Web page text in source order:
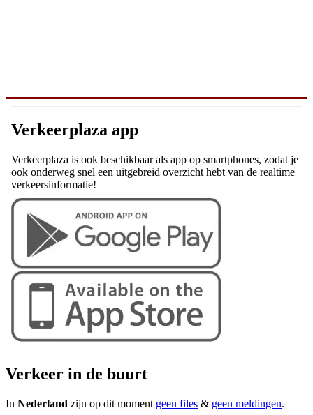
Verkeerplaza app
Verkeerplaza is ook beschikbaar als app op smartphones, zodat je
ook onderweg snel een uitgebreid overzicht hebt van de realtime
verkeersinformatie!
Verkeer in de buurt
In Nederland zijn op dit moment geen files & geen meldingen.